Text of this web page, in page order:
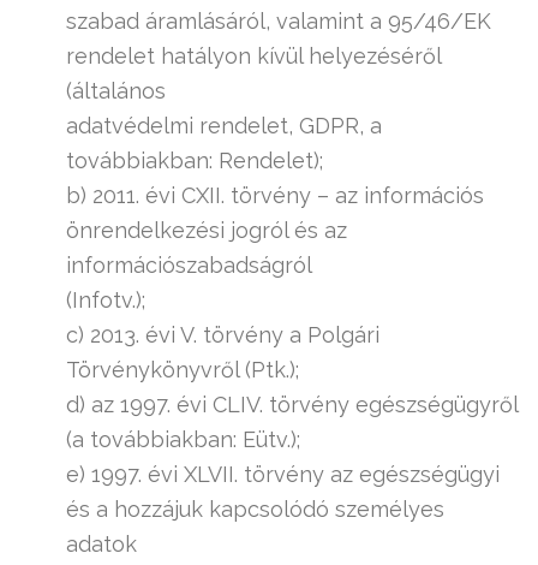
szabad áramlásáról, valamint a 95/46/EK
rendelet hatályon kívül helyezéséről
(általános
adatvédelmi rendelet, GDPR, a
továbbiakban: Rendelet);
b) 2011. évi CXII. törvény – az információs
önrendelkezési jogról és az
információszabadságról
(Infotv.);
c) 2013. évi V. törvény a Polgári
Törvénykönyvről (Ptk.);
d) az 1997. évi CLIV. törvény egészségügyről
(a továbbiakban: Eütv.);
e) 1997. évi XLVII. törvény az egészségügyi
és a hozzájuk kapcsolódó személyes
adatok